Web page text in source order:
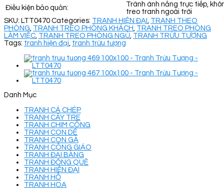
Điều kiện bảo quản:
Tránh ánh nắng trực tiếp,
treo tranh ngoài trời
SKU: LTT0470 Categories: TRANH HIỆN ĐẠI , TRANH THEO
PHÒNG, TRANH TREO PHÒNG KHÁCH, TRANH TREO PHÒNG
LÀM VIỆC, TRANH TREO PHÒNG NGỦ, TRANH TRỪU TƯỢNG
Tags: tranh hiện đại, tranh trừu tượng
Danh Mục
TRANH CÁ CHÉP
TRANH CÂY TRE
TRANH CHIM CÔNG
TRANH CON DÊ
TRANH CON GÀ
TRANH CÔNG GIÁO
TRANH ĐẠI BÀNG
TRANH ĐỒNG QUÊ
TRANH HIỆN ĐẠI
TRANH HỔ
TRANH HOA